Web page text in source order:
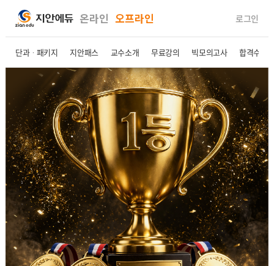
온라인 오프라인 로그인
단과ㆍ패키지 지안패스 교수소개 무료강의 빅모의고사 합격수기